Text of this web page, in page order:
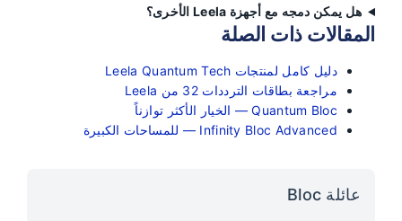
هل يمكن دمجه مع أجهزة Leela الأخرى؟
المقالات ذات الصلة
دليل كامل لمنتجات Leela Quantum Tech
مراجعة بطاقات الترددات 32 من Leela
Quantum Bloc — الخيار الأكثر توازناً
Infinity Bloc Advanced — للمساحات الكبيرة
عائلة Bloc